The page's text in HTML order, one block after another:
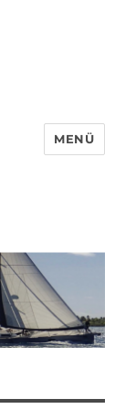
MENÜ